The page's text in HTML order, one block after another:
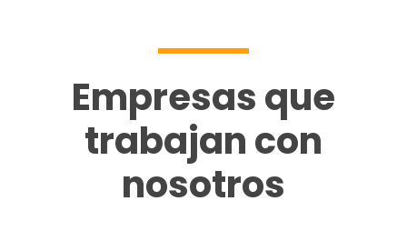
Empresas que
trabajan con
nosotros